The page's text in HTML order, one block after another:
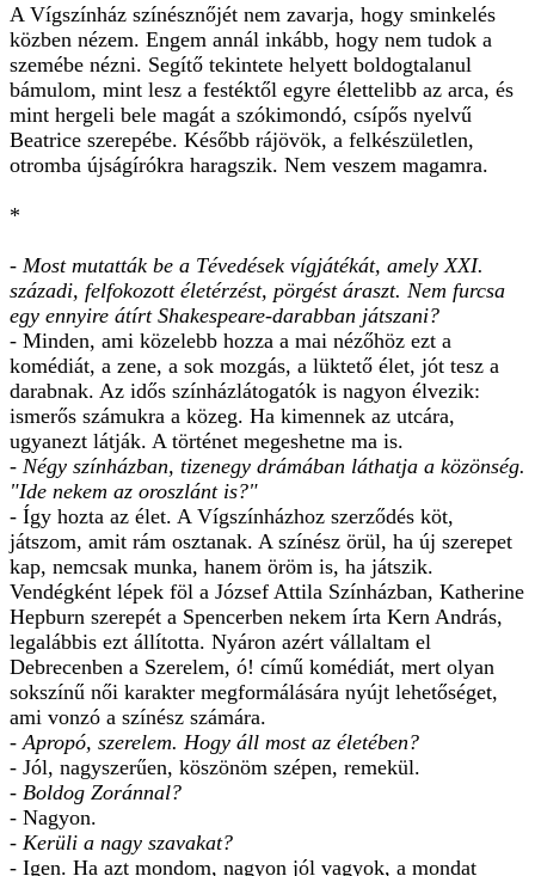
A Vígszínház színésznőjét nem zavarja, hogy sminkelés
közben nézem. Engem annál inkább, hogy nem tudok a
szemébe nézni. Segítő tekintete helyett boldogtalanul
bámulom, mint lesz a festéktől egyre élettelibb az arca, és
mint hergeli bele magát a szókimondó, csípős nyelvű
Beatrice szerepébe. Később rájövök, a felkészületlen,
otromba újságírókra haragszik. Nem veszem magamra.
*
- Most mutatták be a Tévedések vígjátékát, amely XXI.
századi, felfokozott életérzést, pörgést áraszt. Nem furcsa
egy ennyire átírt Shakespeare-darabban játszani?
- Minden, ami közelebb hozza a mai nézőhöz ezt a
komédiát, a zene, a sok mozgás, a lüktető élet, jót tesz a
darabnak. Az idős színházlátogatók is nagyon élvezik:
ismerős számukra a közeg. Ha kimennek az utcára,
ugyanezt látják. A történet megeshetne ma is.
- Négy színházban, tizenegy drámában láthatja a közönség.
"Ide nekem az oroszlánt is?"
- Így hozta az élet. A Vígszínházhoz szerződés köt,
játszom, amit rám osztanak. A színész örül, ha új szerepet
kap, nemcsak munka, hanem öröm is, ha játszik.
Vendégként lépek föl a József Attila Színházban, Katherine
Hepburn szerepét a Spencerben nekem írta Kern András,
legalábbis ezt állította. Nyáron azért vállaltam el
Debrecenben a Szerelem, ó! című komédiát, mert olyan
sokszínű női karakter megformálására nyújt lehetőséget,
ami vonzó a színész számára.
- Apropó, szerelem. Hogy áll most az életében?
- Jól, nagyszerűen, köszönöm szépen, remekül.
- Boldog Zoránnal?
- Nagyon.
- Kerüli a nagy szavakat?
- Igen. Ha azt mondom, nagyon jól vagyok, a mondat